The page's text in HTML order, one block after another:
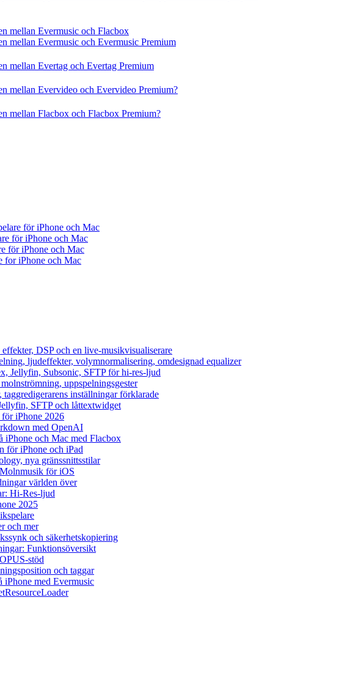
mellan Evermusic och Flacbox
mellan Evermusic och Evermusic Premium
mellan Evertag och Evertag Premium
mellan Evervideo och Evervideo Premium?
mellan Flacbox och Flacbox Premium?
för iPhone och Mac
för iPhone och Mac
för iPhone och Mac
for iPhone och Mac
DSP och en live-musikvisualiserare
ljudeffekter, volymnormalisering, omdesignad equalizer
Jellyfin, Subsonic, SFTP för hi-res-ljud
uppspelningsgester
inställningar förklarade
SFTP och låttextwidget
iPhone 2026
med OpenAI
och Mac med Flacbox
för iPhone och iPad
nya gränssnittsstilar
för iOS
världen över
Hi-Res-ljud
2025
och mer
och säkerhetskopiering
Funktionsöversikt
stöd
och taggar
iPhone med Evermusic